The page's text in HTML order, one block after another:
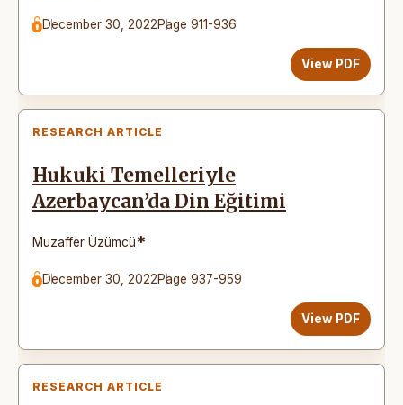
December 30, 2022Page 911-936
View PDF
RESEARCH ARTICLE
Hukuki Temelleriyle
Azerbaycan’da Din Eğitimi
Muzaffer Üzümcü*
December 30, 2022Page 937-959
View PDF
RESEARCH ARTICLE